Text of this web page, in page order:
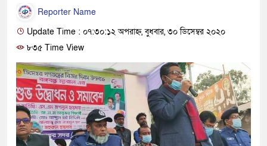
Reporter Name
Update Time : ০৭:৩০:১২ অপরাহ্ন, বুধবার, ৩০ ডিসেম্বর ২০২০
৮৩৫ Time View